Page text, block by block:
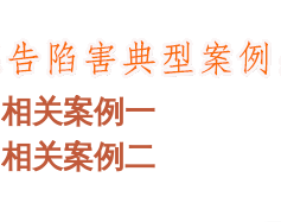
相关案例一
相关案例二